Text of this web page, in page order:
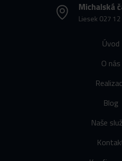
Michalská
Liesek 027 12
Úvod
O nás
Blog
Naše